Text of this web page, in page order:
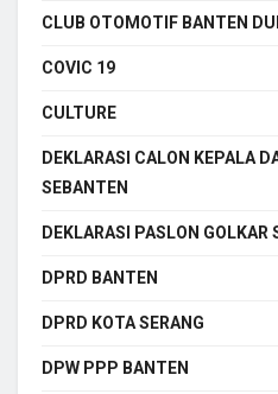
CLUB OTOMOTIF BANTEN
COVIC 19
CULTURE
DEKLARASI CALON KEPALA
SEBANTEN
DEKLARASI PASLON
DPRD BANTEN
DPRD KOTA SERANG
DPW PPP BANTEN